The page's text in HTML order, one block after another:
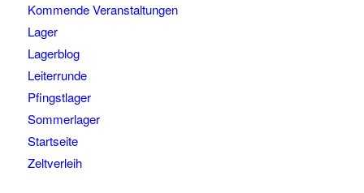
Kommende Veranstaltungen
Lager
Lagerblog
Leiterrunde
Pfingstlager
Sommerlager
Startseite
Zeltverleih